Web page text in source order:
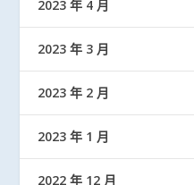
2023 年 4 月
2023 年 3 月
2023 年 2 月
2023 年 1 月
2022 年 12 月